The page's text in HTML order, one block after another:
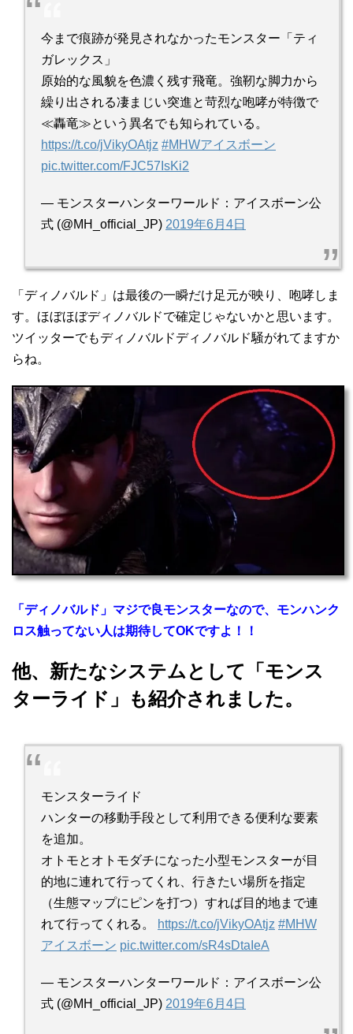
今まで痕跡が発見されなかったモンスター「ティ
ガレックス」
原始的な風貌を色濃く残す飛竜。強靭な脚力から
繰り出される凄まじい突進と苛烈な咆哮が特徴で
≪轟竜≫という異名でも知られている。
https://t.co/jVikyOAtjz #MHWアイスボーン
pic.twitter.com/FJC57IsKi2
— モンスターハンターワールド：アイスボーン公
式 (@MH_official_JP) 2019年6月4日
「ディノバルド」は最後の一瞬だけ足元が映り、咆哮しま
す。ほぼほぼディノバルドで確定じゃないかと思います。
ツイッターでもディノバルドディノバルド騒がれてますか
らね。
「ディノバルド」マジで良モンスターなので、モンハンク
ロス触ってない人は期待してOKですよ！！
他、新たなシステムとして「モンス
ターライド」も紹介されました。
モンスターライド
ハンターの移動手段として利用できる便利な要素
を追加。
オトモとオトモダチになった小型モンスターが目
的地に連れて行ってくれ、行きたい場所を指定
（生態マップにピンを打つ）すれば目的地まで連
れて行ってくれる。
https://t.co/jVikyOAtjz #MHW
アイスボーン pic.twitter.com/sR4sDtaIeA
— モンスターハンターワールド：アイスボーン公
式 (@MH_official_JP) 2019年6月4日